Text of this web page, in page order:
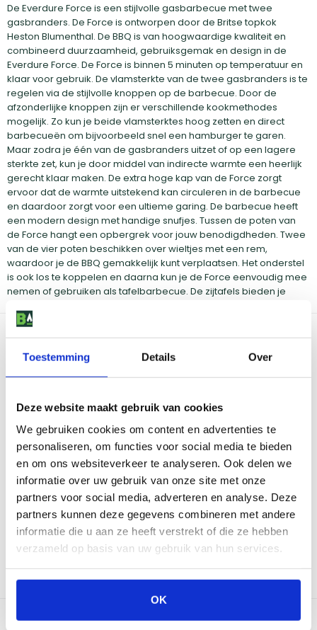
Toestemming Details Over
Deze website maakt gebruik van cookies
We gebruiken cookies om content en advertenties te
personaliseren, om functies voor social media te bieden
en om ons websiteverkeer te analyseren. Ook delen we
informatie over uw gebruik van onze site met onze
partners voor social media, adverteren en analyse. Deze
partners kunnen deze gegevens combineren met andere
informatie die u aan ze heeft verstrekt of die ze hebben
verzameld op basis van uw gebruik van hun services.
OK
De Everdure Force is een stijlvolle gasbarbecue met twee
gasbranders. De Force is ontworpen door de Britse topkok
Heston Blumenthal. De BBQ is van hoogwaardige kwaliteit en
combineerd duurzaamheid, gebruiksgemak en design in de
Everdure Force. De Force is binnen 5 minuten op temperatuur en
klaar voor gebruik. De vlamsterkte van de twee gasbranders is te
regelen via de stijlvolle knoppen op de barbecue. Door de
afzonderlijke knoppen zijn er verschillende kookmethodes
mogelijk. Zo kun je beide vlamsterktes hoog zetten en direct
barbecueën om bijvoorbeeld snel een hamburger te garen.
Maar zodra je één van de gasbranders uitzet of op een lagere
sterkte zet, kun je door middel van indirecte warmte een heerlijk
gerecht klaar maken. De extra hoge kap van de Force zorgt
ervoor dat de warmte uitstekend kan circuleren in de barbecue
en daardoor zorgt voor een ultieme garing. De barbecue heeft
een modern design met handige snufjes. Tussen de poten van
de Force hangt een opbergrek voor jouw benodigdheden. Twee
van de vier poten beschikken over wieltjes met een rem,
waardoor je de BBQ gemakkelijk kunt verplaatsen. Het onderstel
is ook los te koppelen en daarna kun je de Force eenvoudig mee
nemen of gebruiken als tafelbarbecue. De zijtafels bieden je
Den Bosch
Doetinchem
Duiven
Naarden
Utrecht
Vind onze winkels
Reviews
product
Schrijf een